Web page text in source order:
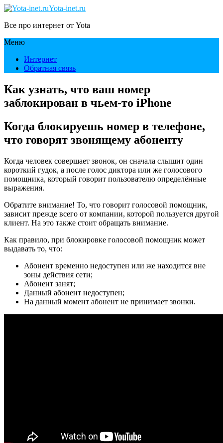
Yota-inet.ru
Все про интернет от Yota
Меню
Интернет
Обратная связь
Как узнать, что ваш номер
заблокирован в чьем-то iPhone
Когда блокируешь номер в телефоне,
что говорят звонящему абоненту
Когда человек совершает звонок, он сначала слышит один
короткий гудок, а после голос диктора или же голосового
помощника, который говорит пользователю определённые
выражения.
Обратите внимание! То, что говорит голосовой помощник,
зависит прежде всего от компании, которой пользуется другой
клиент. На это также стоит обращать внимание.
Как правило, при блокировке голосовой помощник может
выдавать то, что:
Абонент временно недоступен или же находится вне
зоны действия сети;
Абонент занят;
Данный абонент недоступен;
На данный момент абонент не принимает звонки.